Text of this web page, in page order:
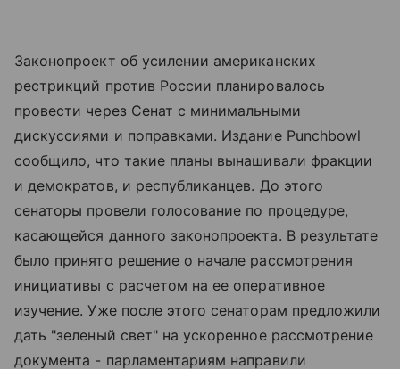
Законопроект об усилении американских
рестрикций против России планировалось
провести через Сенат с минимальными
дискуссиями и поправками. Издание Punchbowl
сообщило, что такие планы вынашивали фракции
и демократов, и республиканцев. До этого
сенаторы провели голосование по процедуре,
касающейся данного законопроекта. В результате
было принято решение о начале рассмотрения
инициативы с расчетом на ее оперативное
изучение. Уже после этого сенаторам предложили
дать "зеленый свет" на ускоренное рассмотрение
документа - парламентариям направили